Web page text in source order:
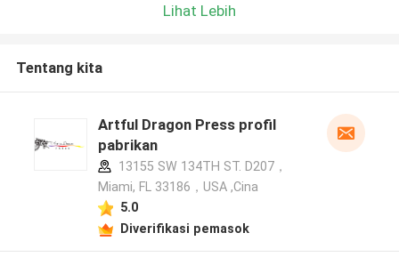
Lihat Lebih
Tentang kita
Artful Dragon Press profil
pabrikan
13155 SW 134TH ST. D207，
Miami, FL 33186，USA ,Cina
5.0
Diverifikasi pemasok